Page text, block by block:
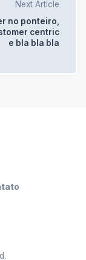
Next Article
no ponteiro,
centric
e bla bla bla